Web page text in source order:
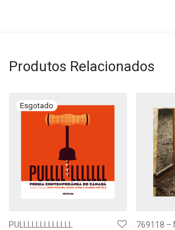
Produtos Relacionados
PULLLLLLLLLLLLL
769118 –